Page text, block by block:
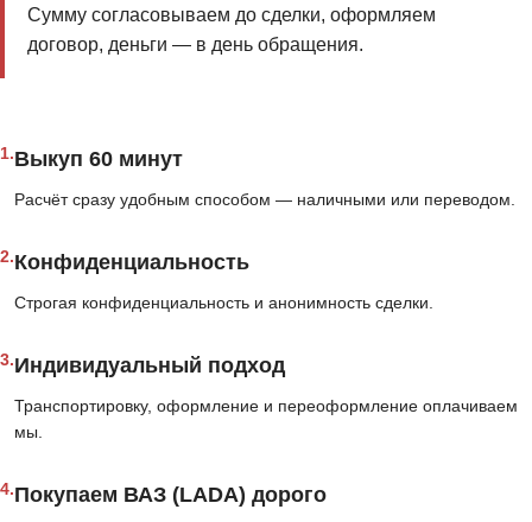
Сумму согласовываем до сделки, оформляем
договор, деньги — в день обращения.
1.Выкуп 60 минут
Расчёт сразу удобным способом — наличными или переводом.
2.Конфиденциальность
Строгая конфиденциальность и анонимность сделки.
3.Индивидуальный подход
Транспортировку, оформление и переоформление оплачиваем
мы.
4.Покупаем ВАЗ (LADA) дорого